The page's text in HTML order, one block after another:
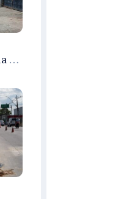
Prefeitura de Manaus amplia recuperação asfáltica na rua Araci para melhorar mobilidade e segurança